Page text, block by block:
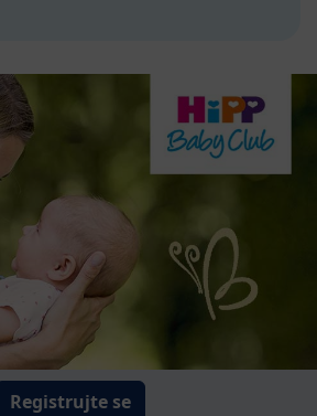
Registrujte se